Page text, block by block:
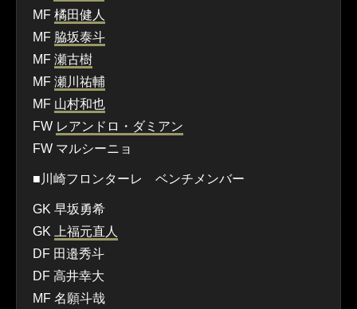
MF 橘田健人
MF 脇坂泰斗
MF 瀬古樹
MF 瀬川祐輔
MF 山村和也
FW レアンドロ・ダミアン
FW マルシーニョ
■川崎フロンターレ ベンチメンバー
GK 早坂勇希
GK
上福元直人
DF 田邉秀斗
DF 高井幸大
MF 名願斗哉